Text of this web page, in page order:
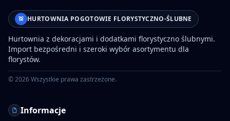
HURTOWNIA POGOTOWIE FLORYSTYCZNO-ŚLUBNE
Hurtownia z dekoracjami i dodatkami florystyczno ślubnymi.
Import bezpośredni i szeroki wybór asortymentu dla
florystów.
©2026Wszystkie prawa zastrzeżone.
Informacje